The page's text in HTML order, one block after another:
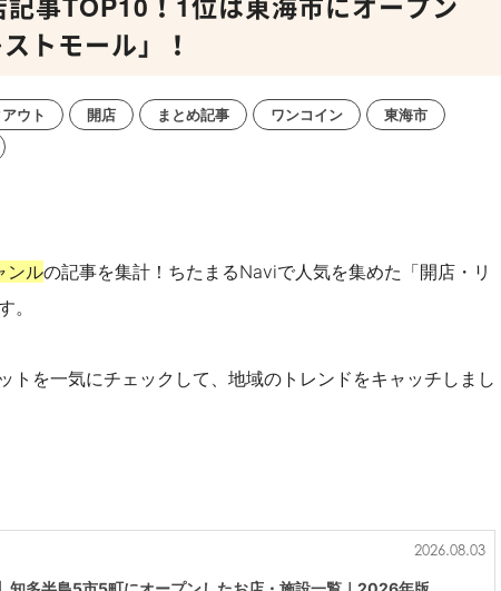
トモール」！
ウト 開店 まとめ記事 ワンコイン
東海市
ンルの記事を集計！ ちたまるNaviで人気を集めた「開店・リ
。
トを一気にチェックして、地域のトレンドをキャッチしまし
2026.08.03